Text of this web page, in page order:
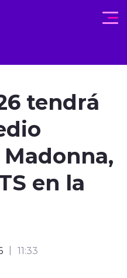
al contenido
tendrá
en la
11:33